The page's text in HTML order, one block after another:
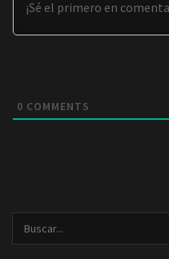
0 COMMENTS